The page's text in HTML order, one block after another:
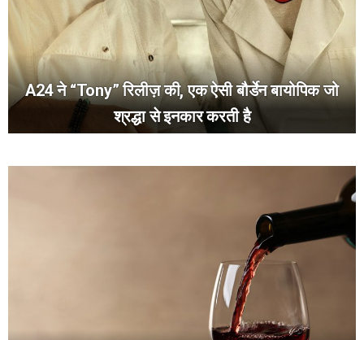
A24 ने “Tony” रिलीज़ की, एक ऐसी बौर्डेन बायोपिक जो
श्रद्धा से इनकार करती है